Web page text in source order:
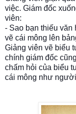
việc. Giám đốc
viên:
- Sao bạn thiếu văn
vẽ cái mông lên
Giảng viên vẽ biểu
chính giám đốc
chấm hỏi của biểu
cái mông như